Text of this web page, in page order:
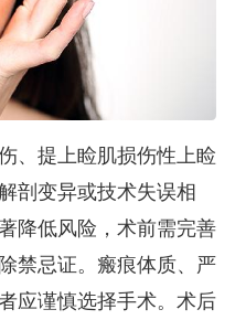
、提上睑肌损伤性上睑
剖变异或技术失误相
降低风险，术前需完善
禁忌证。瘢痕体质、严
应谨慎选择手术。术后